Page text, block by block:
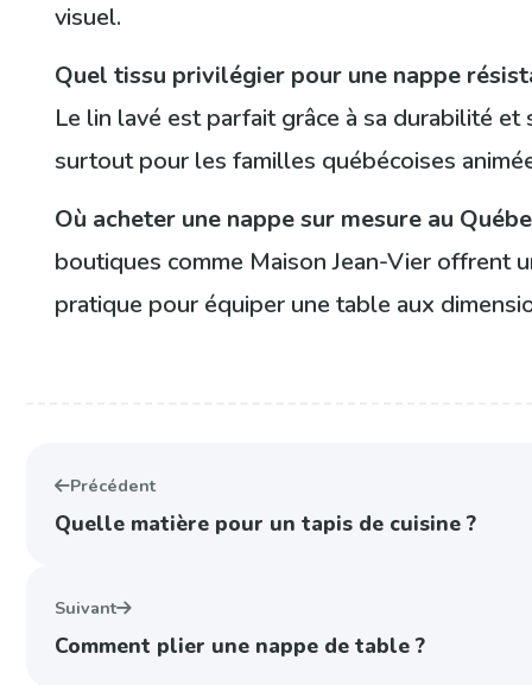
visuel.
Quel tissu privilégier pour une nappe
Le lin lavé est parfait grâce à sa durabilité et
surtout pour les familles québécoises
Où acheter une nappe sur mesure au
boutiques comme Maison Jean-Vier offrent
pratique pour équiper une table aux
Précédent
Quelle matière pour un tapis de cuisine ?
Suivant
Comment plier une nappe de table ?